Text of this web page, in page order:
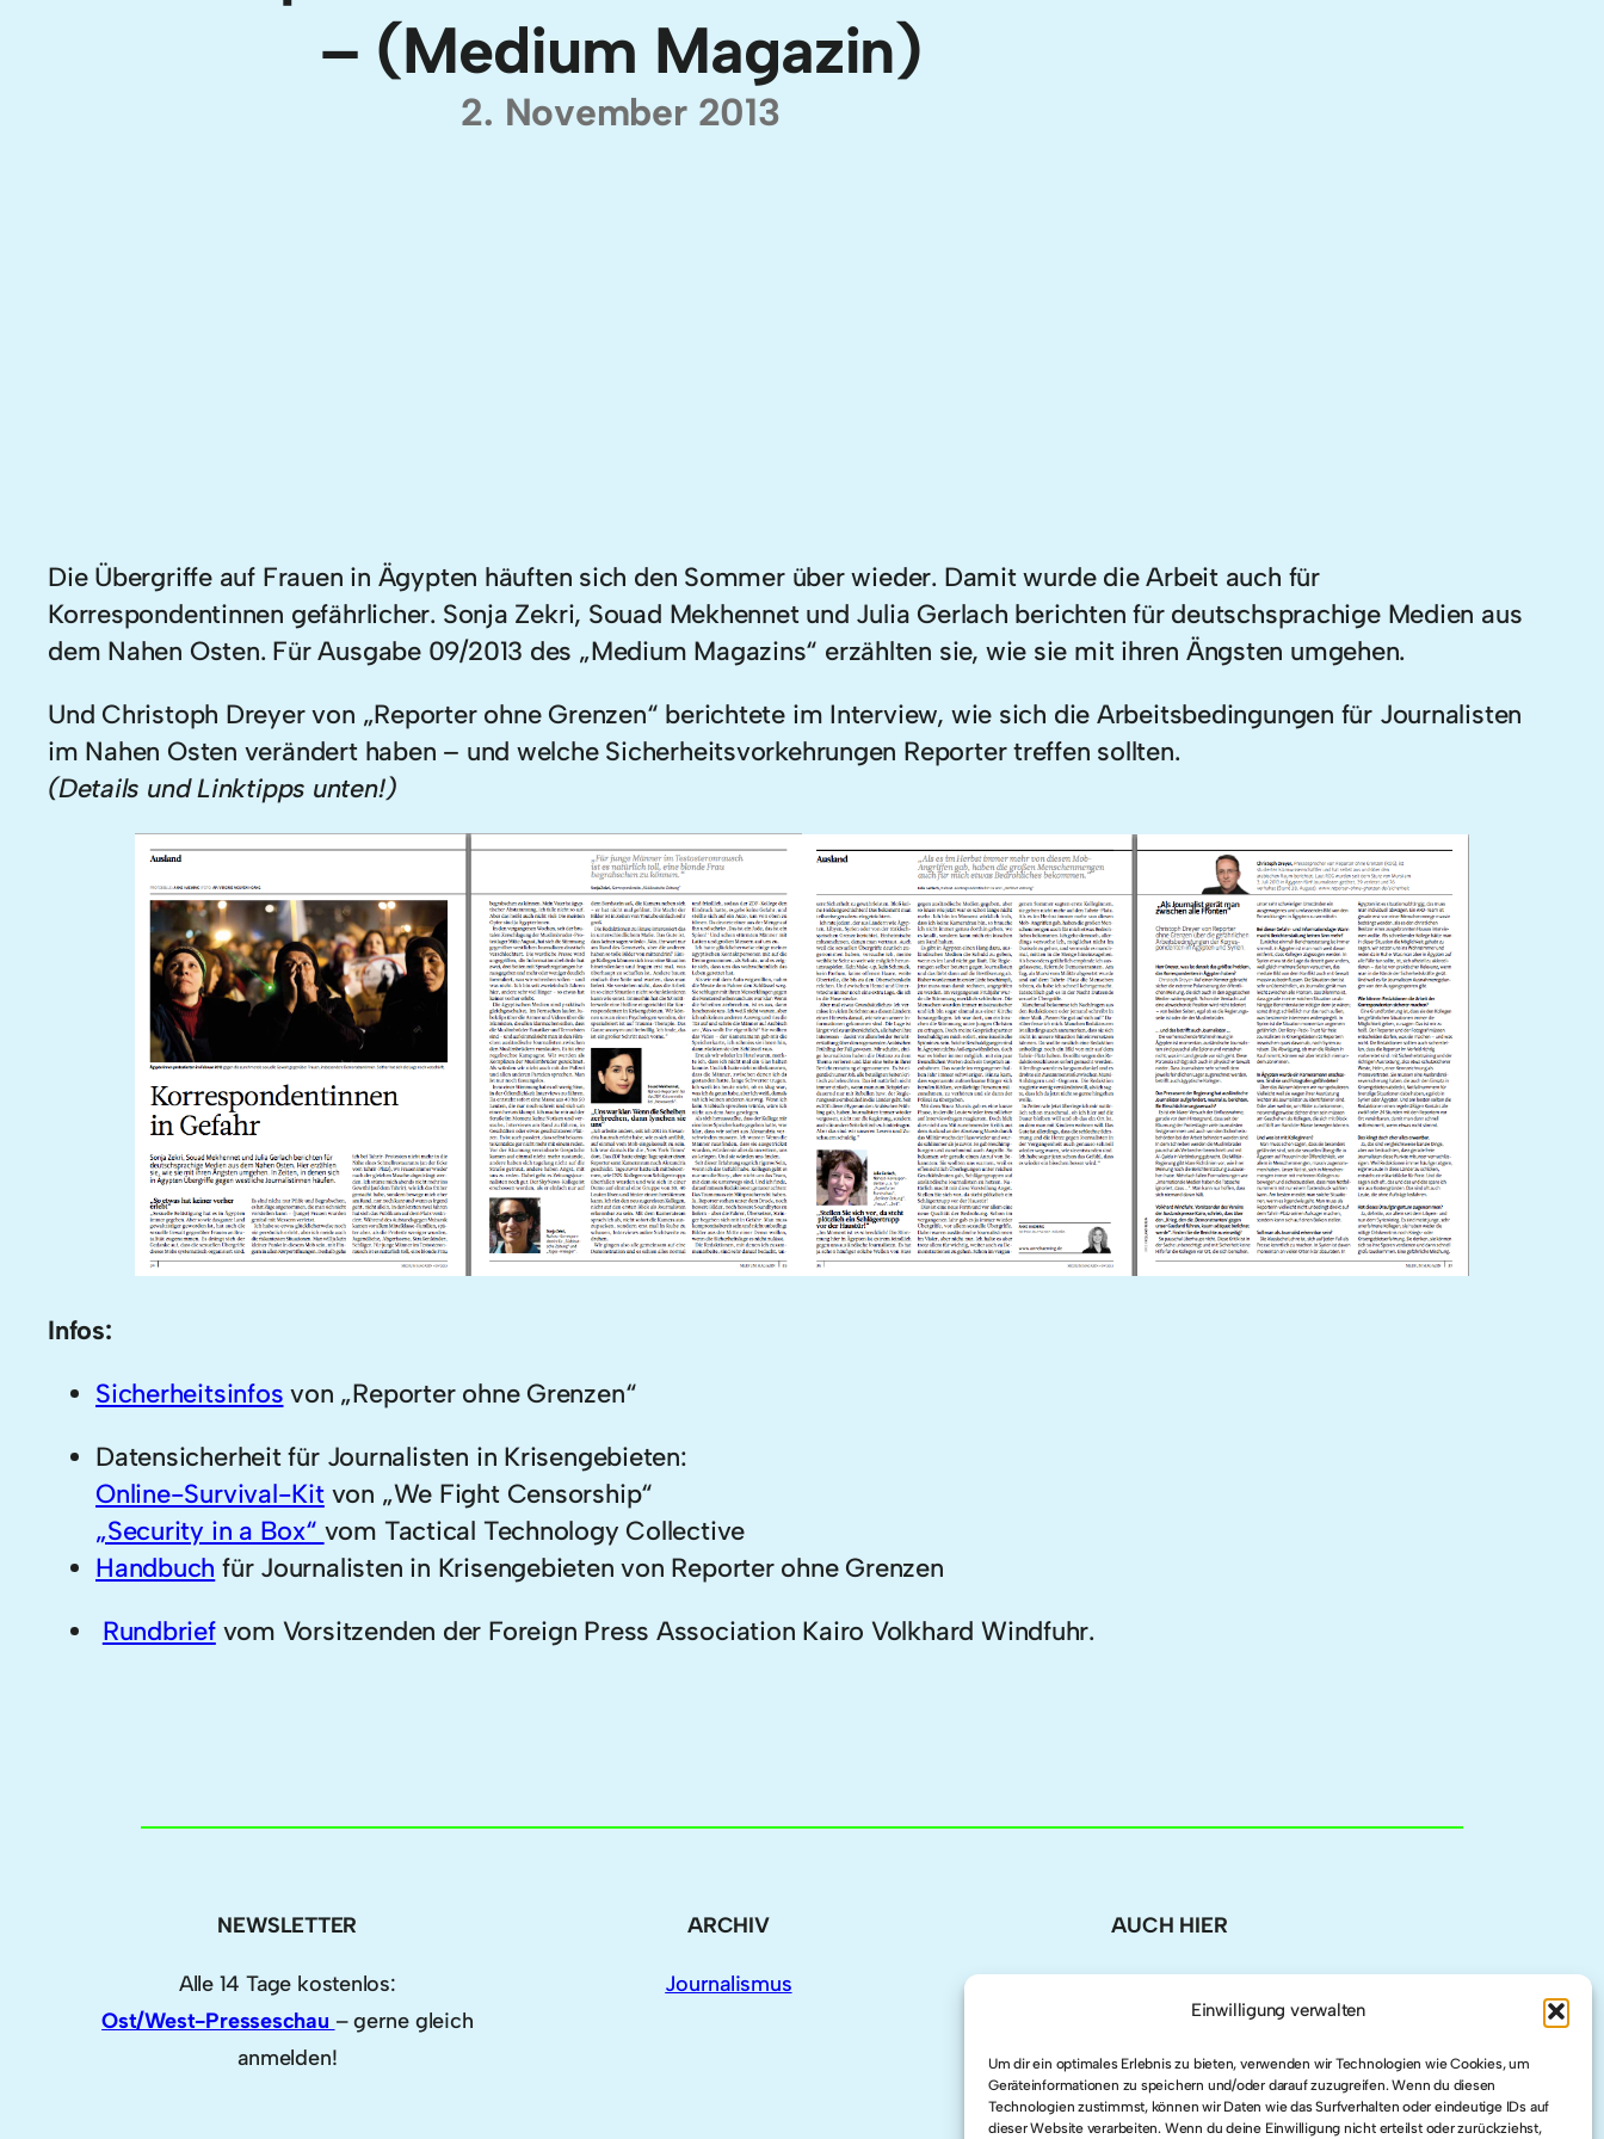
Einwilligung verwalten
Um dir ein optimales Erlebnis zu bieten, verwenden wir Technologien wie Cookies, um
Geräteinformationen zu speichern und/oder darauf zuzugreifen. Wenn du diesen
Technologien zustimmst, können wir Daten wie das Surfverhalten oder eindeutige IDs auf
dieser Website verarbeiten. Wenn du deine Einwilligung nicht erteilst oder zurückziehst,
– (Medium Magazin)
2. November 2013
Die Übergriffe auf Frauen in Ägypten häuften sich den Sommer über wieder. Damit wurde die Arbeit auch für
Korrespondentinnen gefährlicher. Sonja Zekri, Souad Mekhennet und Julia Gerlach berichten für deutschsprachige Medien aus
dem Nahen Osten. Für Ausgabe 09/2013 des „Medium Magazins“ erzählten sie, wie sie mit ihren Ängsten umgehen.
Und Christoph Dreyer von „Reporter ohne Grenzen“ berichtete im Interview, wie sich die Arbeitsbedingungen für Journalisten
im Nahen Osten verändert haben – und welche Sicherheitsvorkehrungen Reporter treffen sollten.
(Details und Linktipps unten!)
Infos:
Sicherheitsinfos von „Reporter ohne Grenzen“
Datensicherheit für Journalisten in Krisengebieten:
Online-Survival-Kitvon „We Fight Censorship“
„Security in a Box“ vom Tactical Technology Collective
Handbuch für Journalisten in Krisengebieten von Reporter ohne Grenzen
Rundbriefvom Vorsitzenden der Foreign Press Association Kairo Volkhard Windfuhr.
NEWSLETTER
Alle 14 Tage kostenlos:
Ost/West-Presseschau – gerne gleich
anmelden!
ARCHIV
Journalismus
AUCH HIER
LinkedIn
Twitter